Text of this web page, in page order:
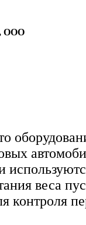
ООО
веса
контроля